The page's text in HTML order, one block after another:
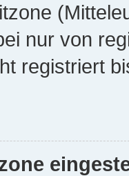
nur von
registriert